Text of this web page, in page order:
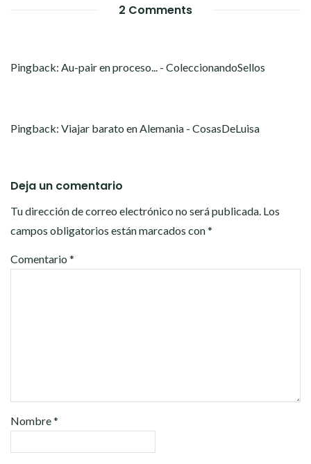
2 Comments
Pingback: Au-pair en proceso... - ColeccionandoSellos
Pingback: Viajar barato en Alemania - CosasDeLuisa
Deja un comentario
Tu dirección de correo electrónico no será publicada. Los
campos obligatorios están marcados con*
Comentario *
Nombre*